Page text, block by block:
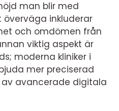
man blir med
överväga inkluderar
och omdömen från
viktig aspekt är
moderna kliniker i
mer preciserad
avancerade digitala